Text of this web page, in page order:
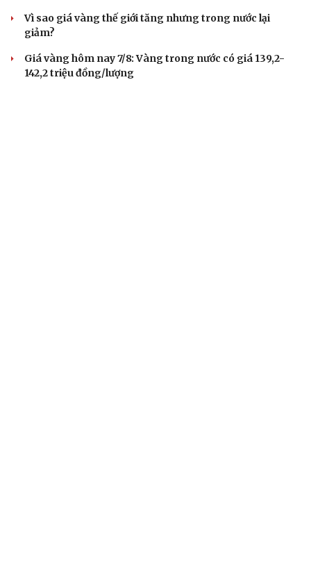
Vì sao giá vàng thế giới tăng nhưng trong nước lại
giảm?
Giá vàng hôm nay 7/8: Vàng trong nước có giá 139,2-
142,2 triệu đồng/lượng